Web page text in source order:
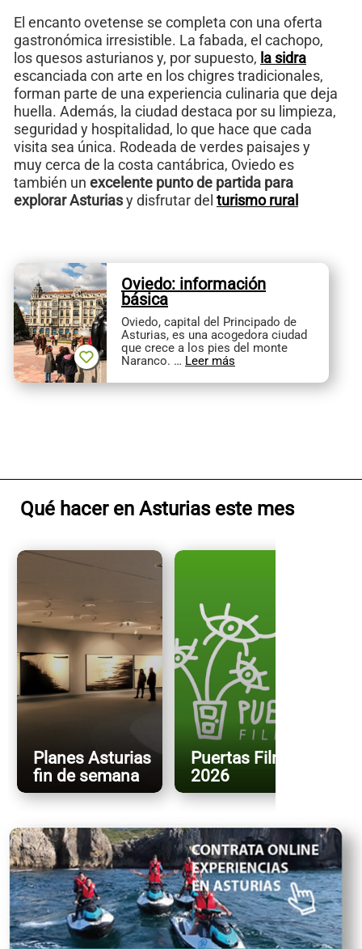
El encanto ovetense se completa con una oferta
gastronómica irresistible. La fabada, el cachopo,
los quesos asturianos y, por supuesto, la sidra
escanciada con arte en los chigres tradicionales,
forman parte de una experiencia culinaria que deja
huella. Además, la ciudad destaca por su limpieza,
seguridad y hospitalidad, lo que hace que cada
visita sea única. Rodeada de verdes paisajes y
muy cerca de la costa cantábrica, Oviedo es
también un excelente punto de partida para
explorar Asturiasy disfrutar del turismo rural
Oviedo: información
básica
Oviedo, capital del Principado de
Asturias, es una acogedora ciudad
que crece a los pies del monte
Naranco. … Leer más
Qué hacer en Asturias este mes
Planes Asturias
fin de semana
Puertas FilmFest
2026